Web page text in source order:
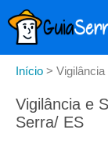
Início >
Vigilância e
Serra/ ES